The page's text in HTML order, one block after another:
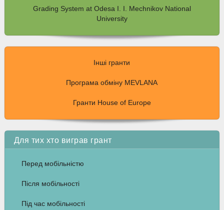
Grading System at Odesa I. I. Mechnikov National
University
Інші гранти
Програма обміну MEVLANA
Гранти House of Europe
Для тих хто виграв грант
Перед мобільністю
Після мобільності
Під час мобільності